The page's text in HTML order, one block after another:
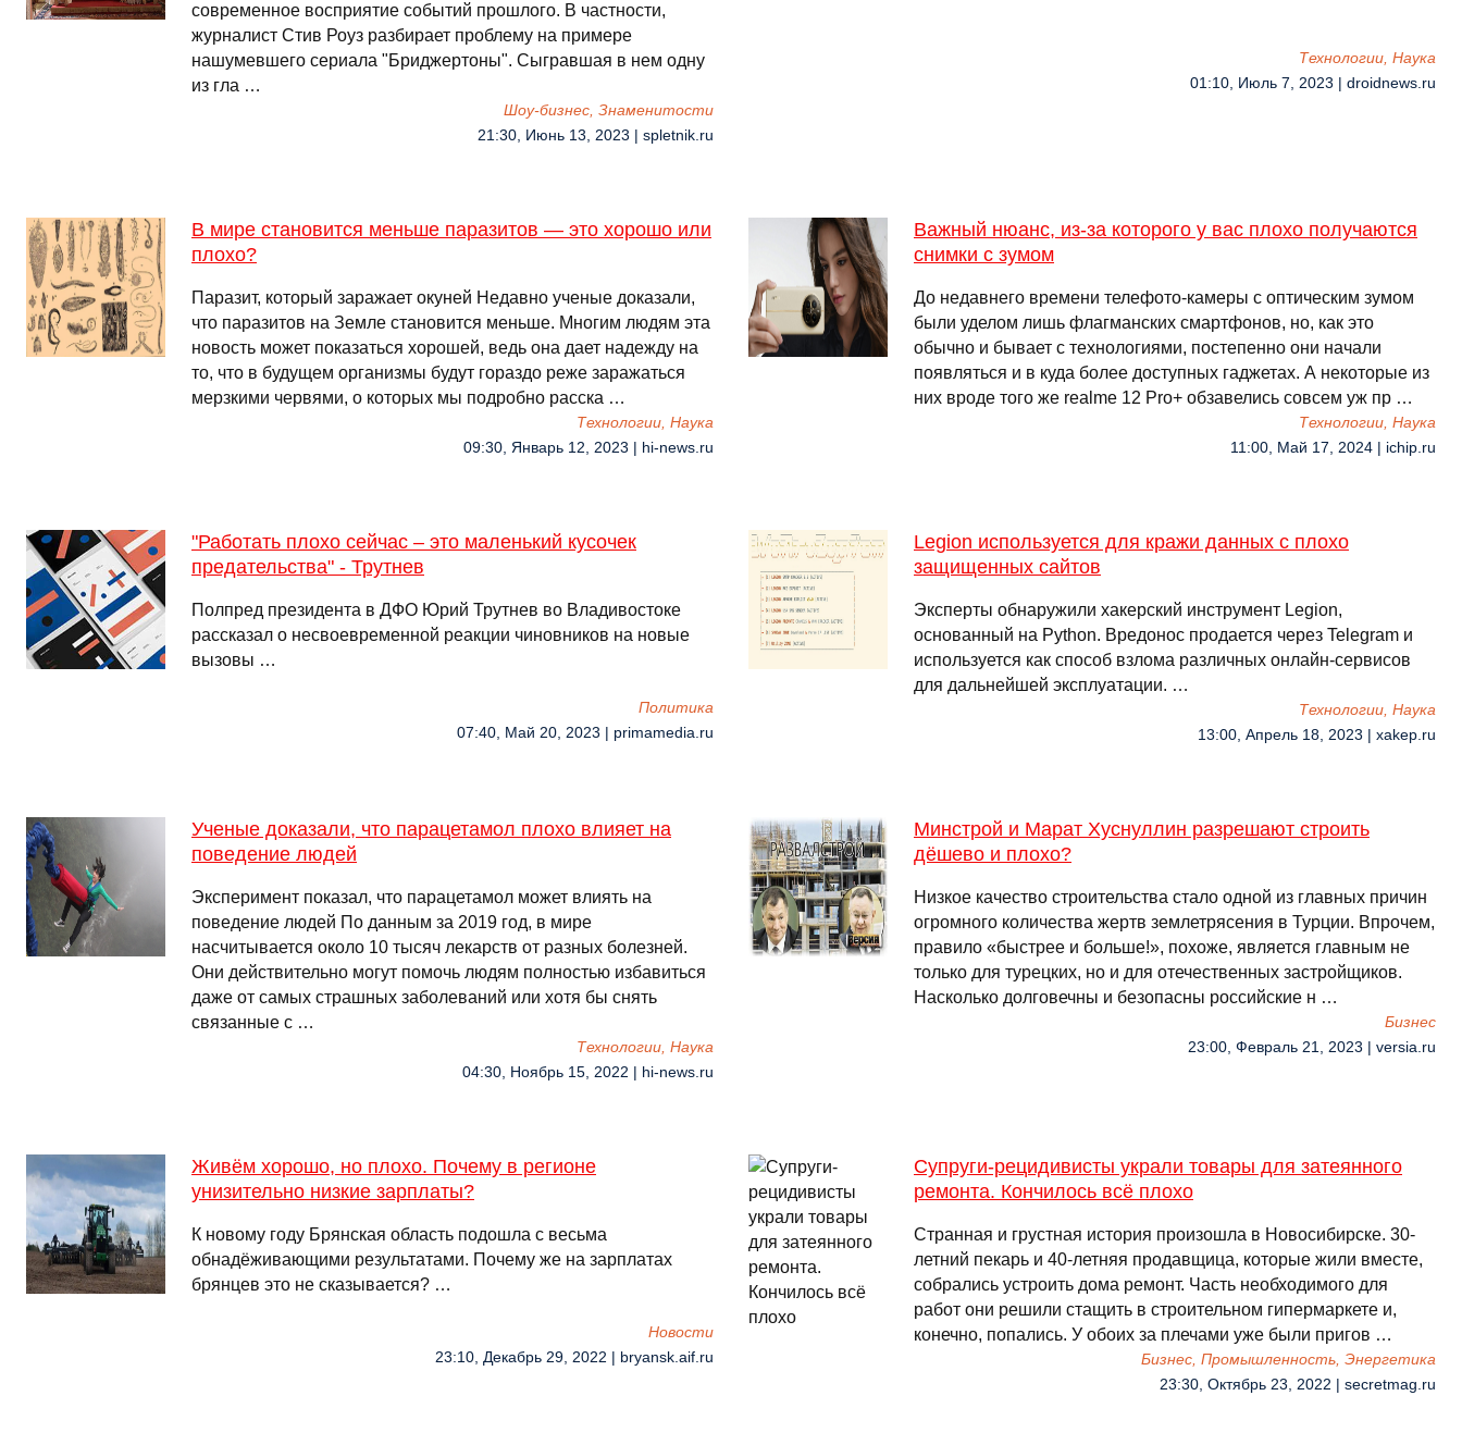
современное восприятие событий прошлого. В частности,
журналист Стив Роуз разбирает проблему на примере
нашумевшего сериала "Бриджертоны". Сыгравшая в нем одну
из гла …
Шоу-бизнес, Знаменитости
21:30, Июнь 13, 2023 | spletnik.ru
Технологии, Наука
01:10, Июль 7, 2023 | droidnews.ru
В мире становится меньше паразитов — это хорошо или
плохо?
Паразит, который заражает окуней Недавно ученые доказали,
что паразитов на Земле становится меньше. Многим людям эта
новость может показаться хорошей, ведь она дает надежду на
то, что в будущем организмы будут гораздо реже заражаться
мерзкими червями, о которых мы подробно расска …
Технологии, Наука
09:30, Январь 12, 2023 | hi-news.ru
Важный нюанс, из-за которого у вас плохо получаются
снимки с зумом
До недавнего времени телефото-камеры с оптическим зумом
были уделом лишь флагманских смартфонов, но, как это
обычно и бывает с технологиями, постепенно они начали
появляться и в куда более доступных гаджетах. А некоторые из
них вроде того же realme 12 Pro+ обзавелись совсем уж пр …
Технологии, Наука
11:00, Май 17, 2024 | ichip.ru
"Работать плохо сейчас – это маленький кусочек
предательства" - Трутнев
Полпред президента в ДФО Юрий Трутнев во Владивостоке
рассказал о несвоевременной реакции чиновников на новые
вызовы …
Политика
07:40, Май 20, 2023 | primamedia.ru
Legion используется для кражи данных с плохо
защищенных сайтов
Эксперты обнаружили хакерский инструмент Legion,
основанный на Python. Вредонос продается через Telegram и
используется как способ взлома различных онлайн-сервисов
для дальнейшей эксплуатации. …
Технологии, Наука
13:00, Апрель 18, 2023 | xakep.ru
Ученые доказали, что парацетамол плохо влияет на
поведение людей
Эксперимент показал, что парацетамол может влиять на
поведение людей По данным за 2019 год, в мире
насчитывается около 10 тысяч лекарств от разных болезней.
Они действительно могут помочь людям полностью избавиться
даже от самых страшных заболеваний или хотя бы снять
связанные с …
Технологии, Наука
04:30, Ноябрь 15, 2022 | hi-news.ru
Минстрой и Марат Хуснуллин разрешают строить
дёшево и плохо?
Низкое качество строительства стало одной из главных причин
огромного количества жертв землетрясения в Турции. Впрочем,
правило «быстрее и больше!», похоже, является главным не
только для турецких, но и для отечественных застройщиков.
Насколько долговечны и безопасны российские н …
Бизнес
23:00, Февраль 21, 2023 | versia.ru
Живём хорошо, но плохо. Почему в регионе
унизительно низкие зарплаты?
К новому году Брянская область подошла с весьма
обнадёживающими результатами. Почему же на зарплатах
брянцев это не сказывается? …
Новости
23:10, Декабрь 29, 2022 | bryansk.aif.ru
Супруги-рецидивисты украли товары для затеянного
ремонта. Кончилось всё плохо
Странная и грустная история произошла в Новосибирске. 30-
летний пекарь и 40-летняя продавщица, которые жили вместе,
собрались устроить дома ремонт. Часть необходимого для
работ они решили стащить в строительном гипермаркете и,
конечно, попались. У обоих за плечами уже были пригов …
Бизнес, Промышленность, Энергетика
23:30, Октябрь 23, 2022 | secretmag.ru